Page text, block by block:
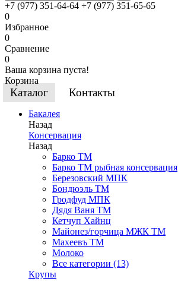
+7 (977) 351-64-64 +7 (977) 351-65-65
0
Избранное
0
Сравнение
0
Ваша корзина пуста!
Корзина
Каталог Контакты
Бакалея
Назад
Консервация
Назад
Барко ТМ
Барко ТМ рыбная консервация
Березовский МПК
Бондюэль ТМ
Гродфуд МПК
Дядя Ваня ТМ
Кетчуп Хайнц
Майонез/горчица МЖК ТМ
Махеевъ ТМ
Молоко
Все категории (13)
Крупы